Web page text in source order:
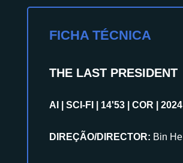
FICHA TÉCNICA
THE LAST PRESIDENT
AI | SCI-FI | 14'53 | COR |
DIREÇÃO/DIRECTOR: Bin He